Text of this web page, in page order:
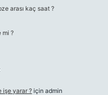
arası kaç saat ?
mi ?
işe yarar ?için admin